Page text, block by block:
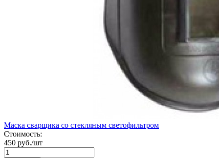
Маска сварщика со стекляным светофильтром
Стоимость:
450 руб./шт